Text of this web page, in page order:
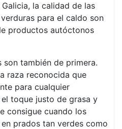
la calidad de las
para el caldo son
productos autóctonos
son también de primera.
raza reconocida que
para cualquier
toque justo de grasa y
consigue cuando los
prados tan verdes como